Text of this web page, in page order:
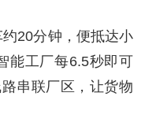
20分钟，便抵达小
能工厂每6.5秒即可
串联厂区，让货物